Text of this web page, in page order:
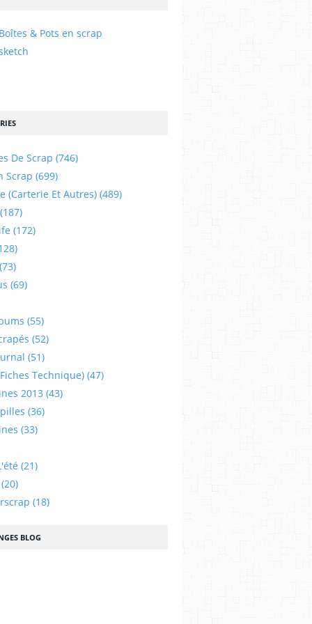
& Pots en scrap
De Scrap (746)
Scrap (699)
(carterie Et Autres) (489)
(172)
(69)
(55)
(52)
(51)
Technique) (47)
2013 (43)
(36)
(33)
(21)
(18)
BLOG